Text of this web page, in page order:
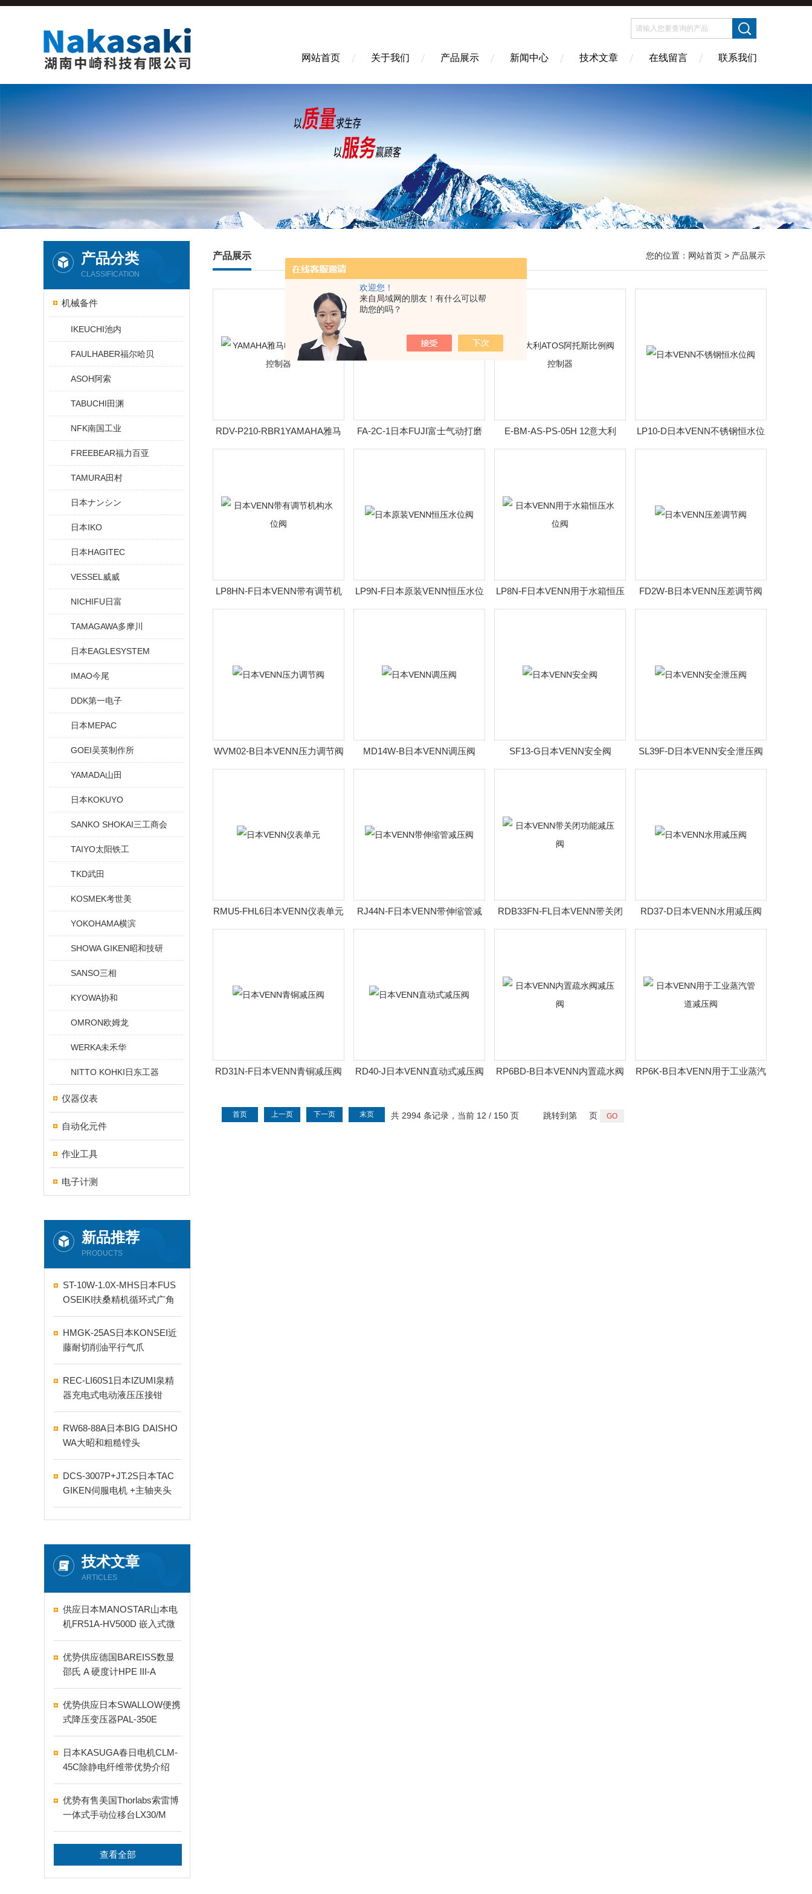
欢迎您！
来自局域网的朋友！有什么可以帮
助您的吗？
网站首页 关于我们 产品展示 新闻中心 技术文章 在线留言 联系我们
产品分类
CLASSIFICATION
机械备件
IKEUCHI池内
FAULHABER福尔哈贝
ASOH阿索
TABUCHI田渊
NFK南国工业
FREEBEAR福力百亚
TAMURA田村
日本ナンシン
日本IKO
日本HAGITEC
VESSEL威威
NICHIFU日富
TAMAGAWA多摩川
日本EAGLESYSTEM
IMAO今尾
DDK第一电子
日本MEPAC
GOEI吴英制作所
YAMADA山田
日本KOKUYO
SANKO SHOKAI三工商会
TAIYO太阳铁工
TKD武田
KOSMEK考世美
YOKOHAMA横滨
SHOWA GIKEN昭和技研
SANSO三相
KYOWA协和
OMRON欧姆龙
WERKA未禾华
NITTO KOHKI日东工器
仪器仪表
自动化元件
作业工具
电子计测
新品推荐
PRODUCTS
ST-10W-1.0X-MHS日本FUS
OSEIKI扶桑精机循环式广角
自动喷嘴
HMGK-25AS日本KONSEI近
藤耐切削油平行气爪
REC-LI60S1日本IZUMI泉精
器充电式电动液压压接钳
RW68-88A日本BIG DAISHO
WA大昭和粗糙镗头
DCS-3007P+JT.2S日本TAC
GIKEN伺服电机 +主轴夹头
技术文章
ARTICLES
供应日本MANOSTAR山本电
机FR51A‑HV500D 嵌入式微
差压表
优势供应德国BAREISS数显
邵氏 A 硬度计HPE III‑A
优势供应日本SWALLOW便携
式降压变压器PAL-350E
日本KASUGA春日电机CLM-
45C除静电纤维带优势介绍
优势有售美国Thorlabs索雷博
一体式手动位移台LX30/M
查看全部
产品展示 您的位置： 网站首页 > 产品展示
RDV-P210-RBR1YAMAHA雅马
哈单轴机器人控制器
FA-2C-1日本FUJI富士气动打磨
机
E-BM-AS-PS-05H 12意大利
ATOS阿托斯比例阀控制器
LP10-D日本VENN不锈钢恒水位
阀
LP8HN-F日本VENN带有调节机
构水位阀
LP9N-F日本原装VENN恒压水位
阀
LP8N-F日本VENN用于水箱恒压
水位阀
FD2W-B日本VENN压差调节阀
WVM02-B日本VENN压力调节阀 MD14W-B日本VENN调压阀 SF13-G日本VENN安全阀 SL39F-D日本VENN安全泄压阀
RMU5-FHL6日本VENN仪表单元
RJ44N-F日本VENN带伸缩管减
压阀
RDB33FN-FL日本VENN带关闭
功能减压阀
RD37-D日本VENN水用减压阀
RD31N-F日本VENN青铜减压阀 RD40-J日本VENN直动式减压阀
RP6BD-B日本VENN内置疏水阀
RP6K-B日本VENN用于工业蒸汽
共 2994 条记录，当前 12 / 150 页
首页 上一页 下一页 末页 跳转到第 页